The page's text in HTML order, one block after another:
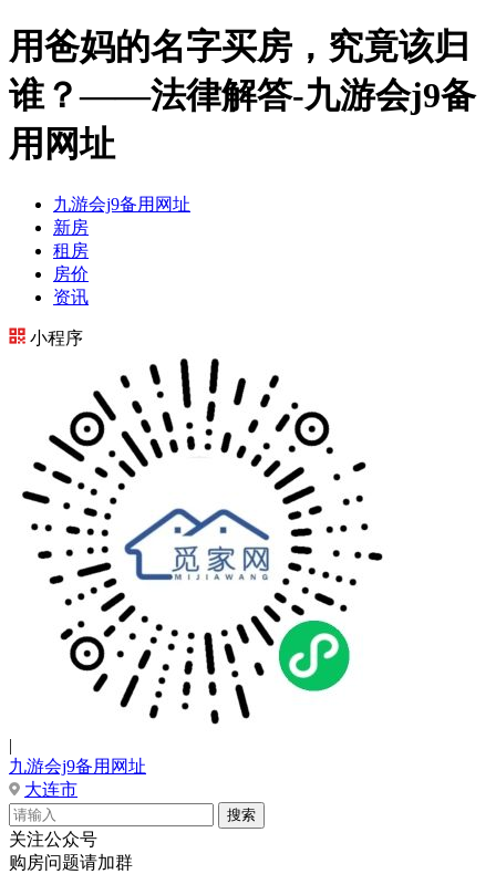
用爸妈的名字买房，究竟该归
谁？——法律解答-九游会j9备
用网址
九游会j9备用网址
新房
租房
房价
资讯
小程序
|
九游会j9备用网址
大连市
关注公众号
购房问题请加群